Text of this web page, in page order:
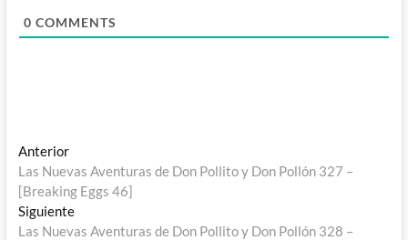
0 COMMENTS
Navegación
de
entradas
AnteriorEntrada
anterior:
Las Nuevas Aventuras de Don Pollito y Don Pollón 327 –
[Breaking Eggs 46]
SiguienteEntrada
siguiente:
Las Nuevas Aventuras de Don Pollito y Don Pollón 328 –